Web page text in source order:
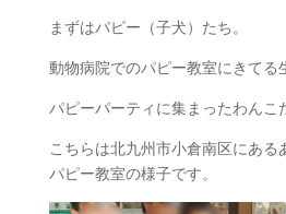
まずはパピー（子犬）たち。
動物病院でのパピー教室にきてる
パピーパーティに集まったわんこ
こちらは北九州市小倉南区にある
パピー教室の様子です。